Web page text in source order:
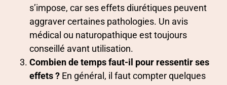
s’impose, car ses effets diurétiques peuvent
aggraver certaines pathologies. Un avis
médical ou naturopathique est toujours
conseillé avant utilisation.
Combien de temps faut-il pour ressentir ses
effets ? En général, il faut compter quelques